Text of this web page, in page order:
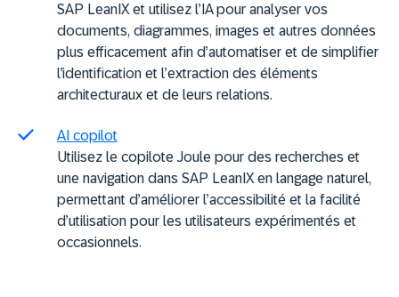
SAP LeanIX et utilisez l’IA pour analyser vos
documents, diagrammes, images et autres données
plus efficacement afin d’automatiser et de simplifier
l’identification et l’extraction des éléments
architecturaux et de leurs relations.
AI copilot
Utilisez le copilote Joule pour des recherches et
une navigation dans SAP LeanIX en langage naturel,
permettant d’améliorer l’accessibilité et la facilité
d’utilisation pour les utilisateurs expérimentés et
occasionnels.